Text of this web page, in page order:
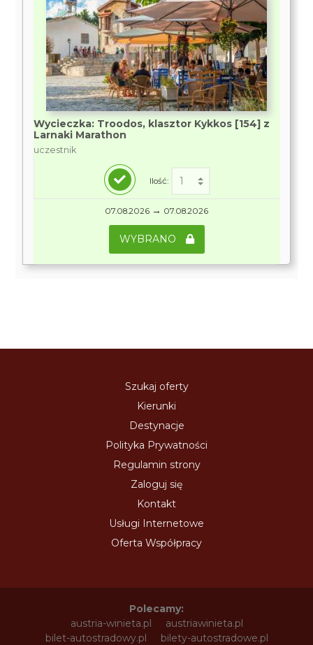
Wycieczka: Troodos, klasztor Kykkos [154] z
Larnaki Marathon
uczestnik
Ilość:
07.08.2026 → 07.08.2026
WYBRANO
Szukaj oferty
Kierunki
Destynacje
Polityka Prywatności
Regulamin strony
Zaloguj się
Kontakt
Usługi Internetowe
Oferta Współpracy
Polecamy:
austria-winieta.pl
austriawinieta.pl
bilet-autostradowy.pl
bilety-autostradowe.pl